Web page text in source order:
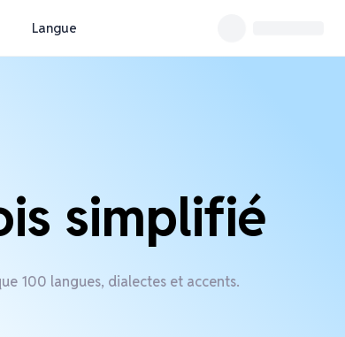
Langue
simplifié
100 langues, dialectes et accents.